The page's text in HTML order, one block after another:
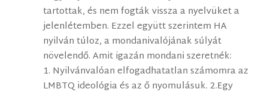
tartottak, és nem fogták vissza a nyelvüket a
jelenlétemben. Ezzel együtt szerintem HA
nyilván túloz, a mondanivalójának súlyát
növelendő. Amit igazán mondani szeretnék:
1. Nyilvánvalóan elfogadhatatlan számomra az
LMBTQ ideológia és az ő nyomulásuk. 2.Egy